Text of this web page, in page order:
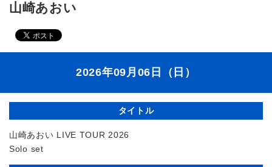
山崎あおい
2026年09月06日（日）
タイトル
山崎あおい LIVE TOUR 2026
Solo set